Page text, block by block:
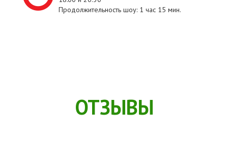
Продолжительность шоу: 1 час 15 мин.
ОТЗЫВЫ